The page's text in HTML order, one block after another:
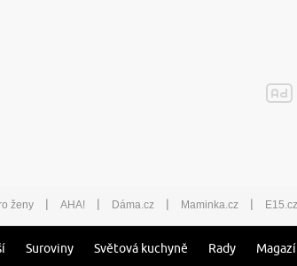
ženy | AHA! | Dáma.cz | Maminka.cz | E15.cz
Suroviny Světová kuchyně Rady